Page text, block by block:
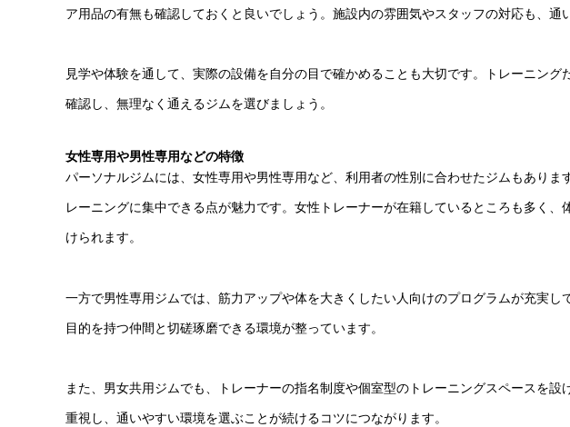
ア用品の有無も確認しておくと良いでしょう。施設内の雰囲気やスタッフの対応も、通
見学や体験を通して、実際の設備を自分の目で確かめることも大切です。トレーニン
確認し、無理なく通えるジムを選びましょう。
女性専用や男性専用などの特徴
パーソナルジムには、女性専用や男性専用など、利用者の性別に合わせたジムもありま
レーニングに集中できる点が魅力です。女性トレーナーが在籍しているところも多く
けられます。
一方で男性専用ジムでは、筋力アップや体を大きくしたい人向けのプログラムが充実し
目的を持つ仲間と切磋琢磨できる環境が整っています。
また、男女共用ジムでも、トレーナーの指名制度や個室型のトレーニングスペースを
重視し、通いやすい環境を選ぶことが続けるコツにつながります。